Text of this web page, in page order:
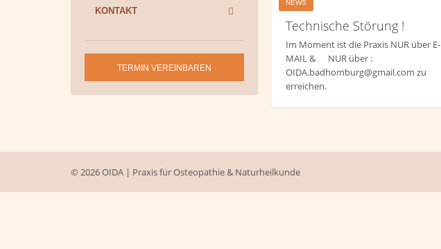
NEWS
Technische Störung !
Im Moment ist die Praxis NUR über E-
MAIL & NUR über :
OIDA.badhomburg@gmail.com zu
erreichen.
KONTAKT
TERMIN VEREINBAREN
© 2026 OIDA | Praxis für Osteopathie & Naturheilkunde